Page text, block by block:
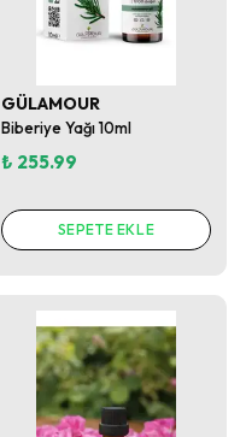
GÜLAMOUR
Biberiye Yağı 10ml
₺ 255.99
SEPETE EKLE